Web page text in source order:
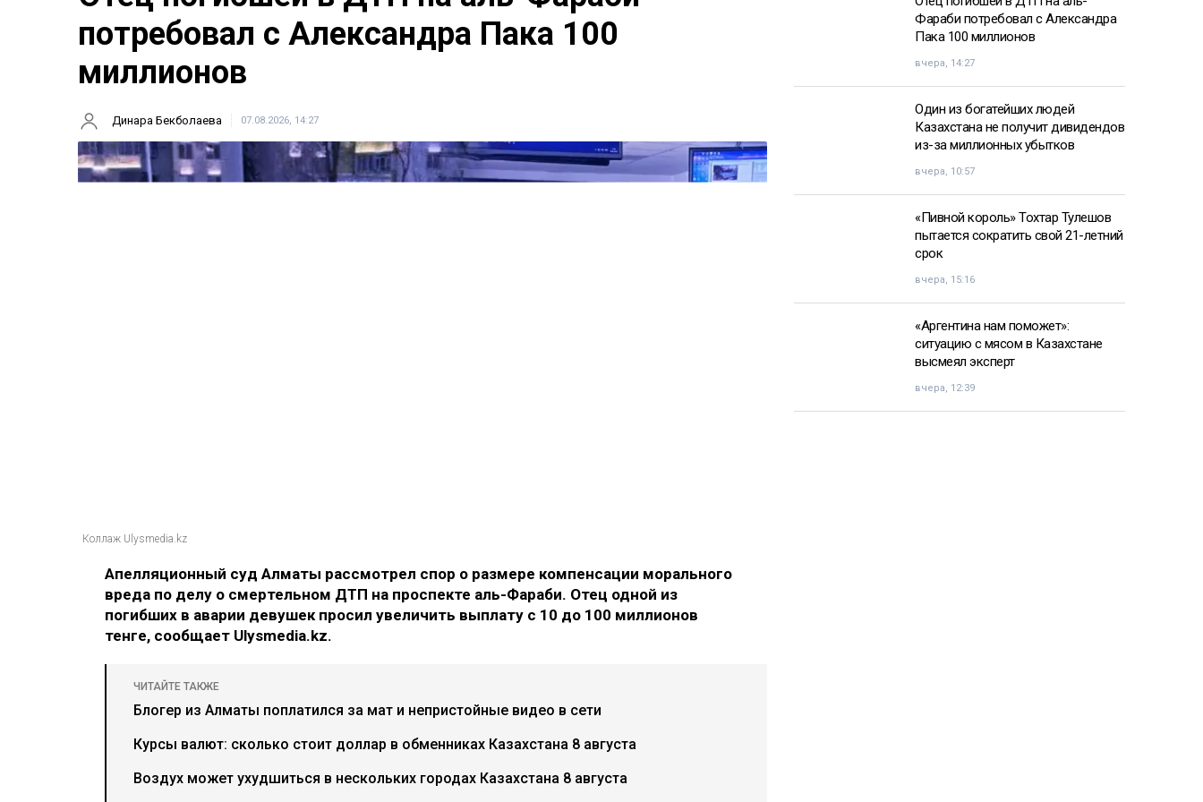
потребовал с Александра Пака 100
миллионов
Динара Бекболаева 07.08.2026, 14:27
Коллаж Ulysmedia.kz
Апелляционный суд Алматы рассмотрел спор о размере компенсации морального
вреда по делу о смертельном ДТП на проспекте аль-Фараби. Отец одной из
погибших в аварии девушек просил увеличить выплату с 10 до 100 миллионов
тенге, сообщает Ulysmedia.kz.
ЧИТАЙТЕ ТАКЖЕ
Блогер из Алматы поплатился за мат и непристойные видео в сети
Курсы валют: сколько стоит доллар в обменниках Казахстана 8 августа
Воздух может ухудшиться в нескольких городах Казахстана 8 августа
Фараби потребовал с Александра
Пака 100 миллионов
вчера, 14:27
Один из богатейших людей
Казахстана не получит дивидендов
из-за миллионных убытков
вчера, 10:57
«Пивной король» Тохтар Тулешов
пытается сократить свой 21-летний
срок
вчера, 15:16
«Аргентина нам поможет»:
ситуацию с мясом в Казахстане
высмеял эксперт
вчера, 12:39